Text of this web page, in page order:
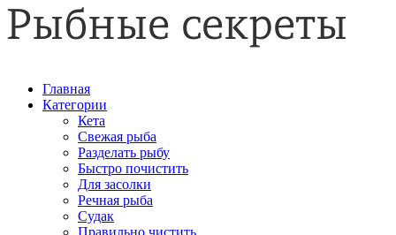
Главная
Категории
Кета
Свежая рыба
Разделать рыбу
Быстро почистить
Для засолки
Речная рыба
Судак
Правильно чистить